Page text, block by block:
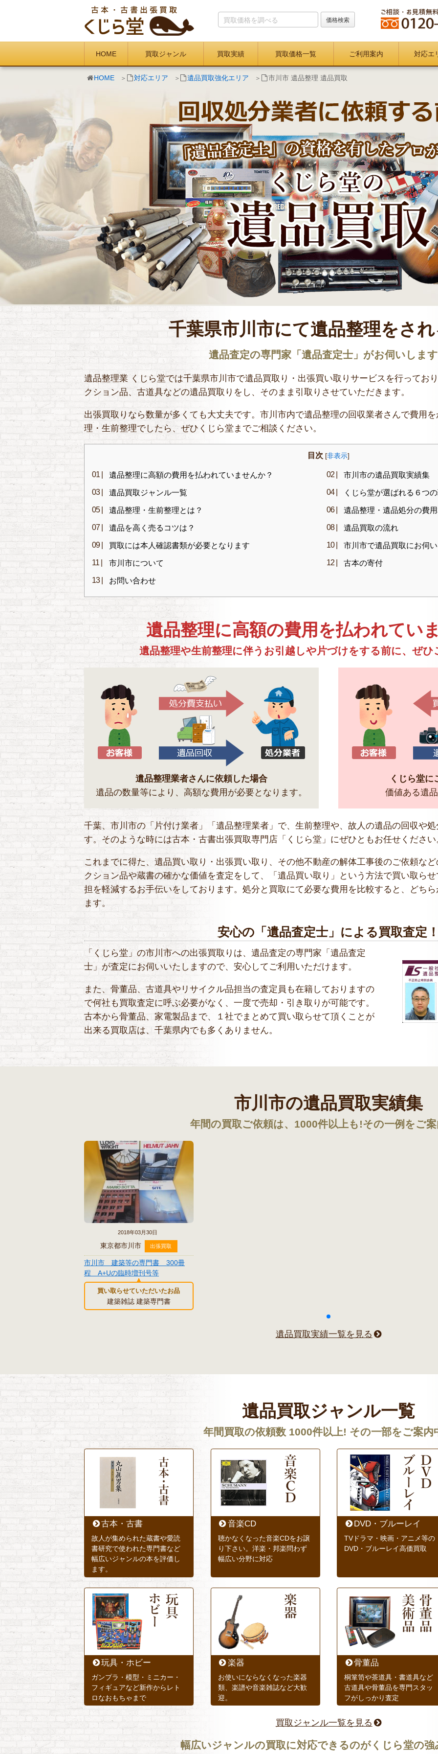
HOME 買取ジャンル 買取実績 買取価格一覧 ご利用案内 対応エ
HOME 対応エリア 遺品買取強化エリア 市川市 遺品整理 遺品買取
千葉県市川市にて遺品整理をさ
遺品査定の専門家「遺品査定士」がお伺いしま
遺品整理業 くじら堂では千葉県市川市で遺品買取り・出張買い取りサービスを行ってお
クション品、古道具などの遺品買取りをし、そのまま引取りさせていただきます。
出張買取りなら数量が多くても大丈夫です。市川市内で遺品整理の回収業者さんで費用
理・生前整理でしたら、ぜひくじら堂までご相談ください。
目次 [非表示]
遺品整理に高額の費用を払われていませんか？ 市川市の遺品買取実績集
遺品買取ジャンル一覧 くじら堂が選ばれる６つ
遺品整理・生前整理とは？ 遺品整理・遺品処分の費
遺品を高く売るコツは？ 遺品買取の流れ
買取には本人確認書類が必要となります 市川市で遺品買取にお伺
市川市について 古本の寄付
お問い合わせ
遺品整理に高額の費用を払われてい
遺品整理や生前整理に伴うお引越しや片づけをする前に、ぜひ
遺品整理業者さんに依頼した場合
遺品の数量等により、高額な費用が必要となります。
くじら堂に
価値ある遺
千葉、市川市の「片付け業者」「遺品整理業者」で、生前整理や、故人の遺品の回収や
す。そのような時には古本・古書出張買取専門店「くじら堂」にぜひともお任せください
これまでに得た、遺品買い取り・出張買い取り、その他不動産の解体工事後のご依頼な
クション品や蔵書の確かな価値を査定をして、「遺品買い取り」という方法で買い取ら
担を軽減するお手伝いをしております。処分と買取にて必要な費用を比較すると、どち
ます。
安心の「遺品査定士」による買取査定
「くじら堂」の市川市への出張買取りは、遺品査定の専門家「遺品査定
士」が査定にお伺いいたしますので、安心してご利用いただけます。
また、骨董品、古道具やリサイクル品担当の査定員も在籍しておりますの
で何社も買取査定に呼ぶ必要がなく、一度で売却・引き取りが可能です。
古本から骨董品、家電製品まで、１社でまとめて買い取らせて頂くことが
出来る買取店は、千葉県内でも多くありません。
市川市の遺品買取実績集
年間の買取ご依頼は、1000件以上も!その一例をご
2018年03月30日
東京都市川市 出張買取
市川市 建築等の専門書 300冊
程 A+Uの臨時増刊号等
買い取らせていただいたお品
建築雑誌 建築専門書
遺品買取実績一覧を見る
遺品買取ジャンル一覧
年間買取の依頼数 1000件以上! その一部をご案内
古本・古書
故人が集められた蔵書や愛読
書研究で使われた専門書など
幅広いジャンルの本を評価し
ます。
音楽CD
聴かなくなった音楽CDをお譲
り下さい。洋楽・邦楽問わず
幅広い分野に対応
DVD・ブルーレイ
TVドラマ・映画・アニメ等の
DVD・ブルーレイ高価買取
玩具・ホビー
ガンプラ・模型・ミニカー・
フィギュアなど新作からレト
ロなおもちゃまで
楽器
お使いにならなくなった楽器
類、楽譜や音楽雑誌など大歓
迎。
骨董品
桐箪笥や茶道具・書道具など
古道具や骨董品を専門スタッ
フがしっかり査定
買取ジャンル一覧を見る
幅広いジャンルの買取に対応できるのがくじら堂の強